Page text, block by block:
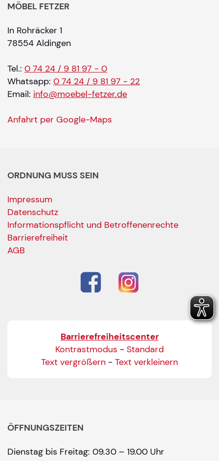
MÖBEL FETZER
In Rohräcker 1
78554 Aldingen
Tel.: 0 74 24 / 9 81 97 - 0
Whatsapp: 0 74 24 / 9 81 97 - 22
Email: info@moebel-fetzer.de
Anfahrt per Google-Maps
ORDNUNG MUSS SEIN
Impressum
Datenschutz
Informationspflicht und Betroffenenrechte
Barrierefreiheit
AGB
Barrierefreiheitscenter
Kontrastmodus - Standard
Text vergrößern - Text verkleinern
ÖFFNUNGSZEITEN
Dienstag bis Freitag: 09.30 – 19.00 Uhr